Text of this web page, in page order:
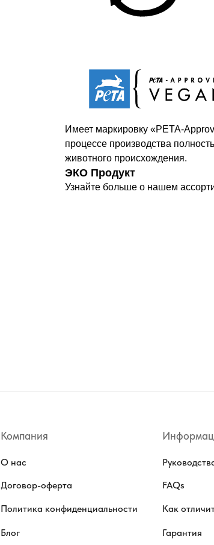
Имеет маркировку «PETA-
процессе производства
животного происхождения.
ЭКО Продукт
Узнайте больше о нашем
Компания
О нас
Договор-оферта
Политика конфиденциальности Как
Блог
FAQs
Гарантия